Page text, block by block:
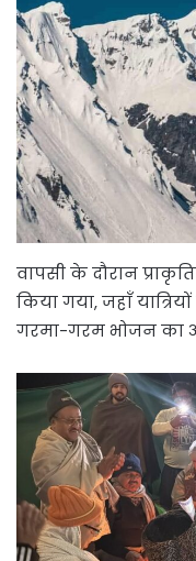
वापसी के दौरान
किया गया, जहाँ
गरमा-गरम भोजन का